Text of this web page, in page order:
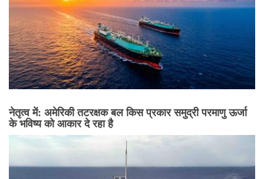
नेतृत्व में: अमेरिकी तटरक्षक बल किस प्रकार समुद्री परमाणु ऊर्जा
के भविष्य को आकार दे रहा है